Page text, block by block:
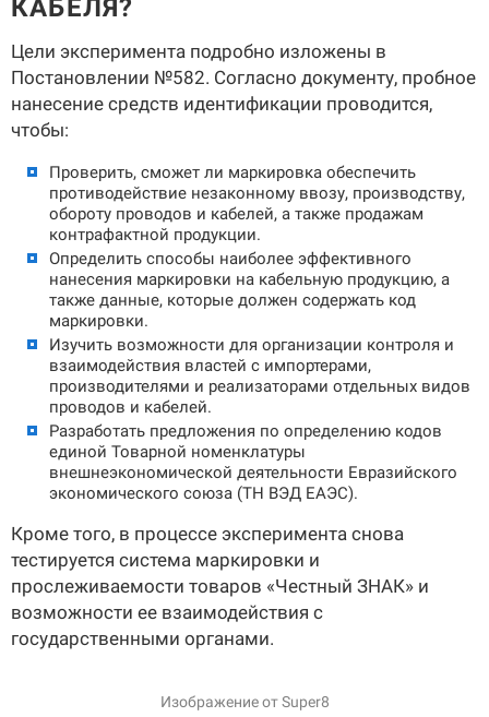
КАБЕЛЯ?
Цели эксперимента подробно изложены в
Постановлении №582. Согласно документу, пробное
нанесение средств идентификации проводится,
чтобы:
Проверить, сможет ли маркировка обеспечить
противодействие незаконному ввозу, производству,
обороту проводов и кабелей, а также продажам
контрафактной продукции.
Определить способы наиболее эффективного
нанесения маркировки на кабельную продукцию, а
также данные, которые должен содержать код
маркировки.
Изучить возможности для организации контроля и
взаимодействия властей с импортерами,
производителями и реализаторами отдельных видов
проводов и кабелей.
Разработать предложения по определению кодов
единой Товарной номенклатуры
внешнеэкономической деятельности Евразийского
экономического союза (ТН ВЭД ЕАЭС).
Кроме того, в процессе эксперимента снова
тестируется система маркировки и
прослеживаемости товаров «Честный ЗНАК» и
возможности ее взаимодействия с
государственными органами.
Изображение от Super8